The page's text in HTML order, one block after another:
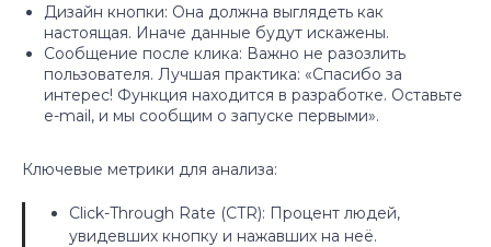
Дизайн кнопки: Она должна выглядеть как
настоящая. Иначе данные будут искажены.
Сообщение после клика: Важно не разозлить
пользователя. Лучшая практика: «Спасибо за
интерес! Функция находится в разработке. Оставьте
e-mail, и мы сообщим о запуске первыми».
Ключевые метрики для анализа:
Click-Through Rate (CTR): Процент людей,
увидевших кнопку и нажавших на неё.